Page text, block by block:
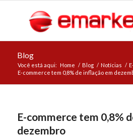
Blog
Você está aqui: Home / Blog / Notícias /
E-commerce tem 0,8% de inflação em
E-commerce tem 0,8%
dezembro